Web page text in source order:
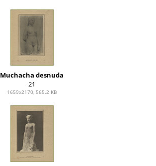
Muchacha desnuda
21
1659x2170, 565.2 KB